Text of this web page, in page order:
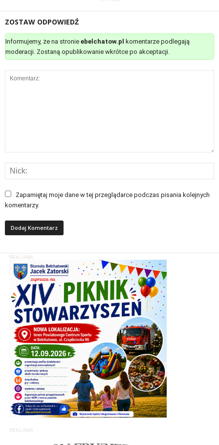
ZOSTAW ODPOWIEDŹ
Informujemy, że na stronie ebelchatow.pl
komentarze podlegają
moderacji. Zostaną opublikowanie wkrótce po akceptacji.
Zapamiętaj moje dane w tej przeglądarce podczas pisania kolejnych
komentarzy.
REKLAMA
REKLAMA